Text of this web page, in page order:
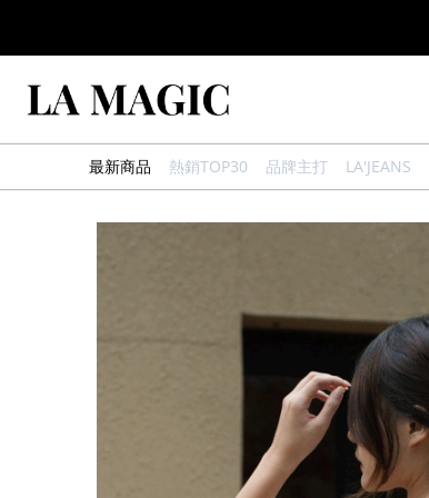
最新商品 熱銷TOP30 品牌主打 LA'JEANS